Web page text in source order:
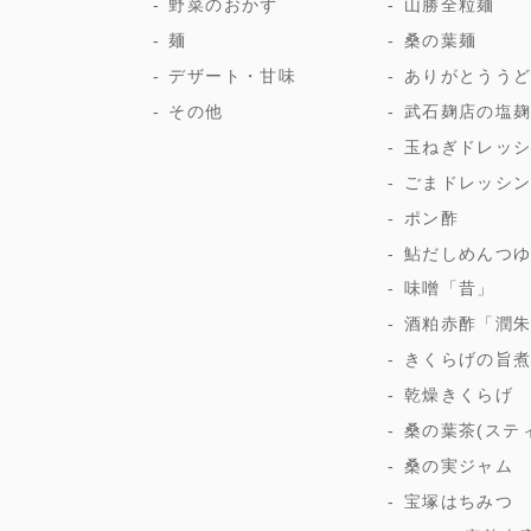
野菜のおかず
麺
デザート・甘味
その他
山勝全粒麺
桑の葉麺
ありがとうう
武石麹店の塩麹
玉ねぎドレッ
ごまドレッシ
ポン酢
鮎だしめんつゆ
味噌「昔」
酒粕赤酢「潤朱
きくらげの旨煮
乾燥きくらげ
桑の葉茶(ステ
桑の実ジャム
宝塚はちみつ